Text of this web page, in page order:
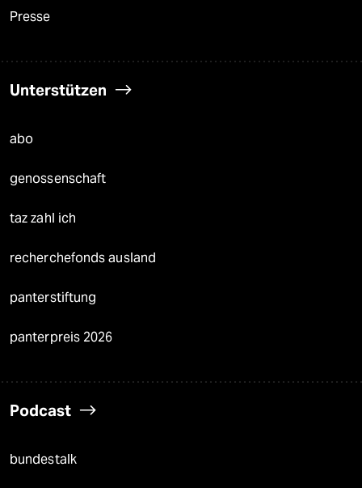
Presse
Unterstützen
abo
genossenschaft
taz zahl ich
recherchefonds ausland
panterstiftung
panterpreis 2026
Podcast
bundestalk